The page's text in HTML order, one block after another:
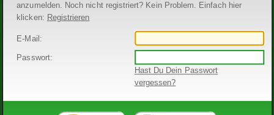
anzumelden. Noch nicht registriert? Kein Problem. Einfach hier
klicken: Registrieren
E-Mail:
Passwort:
Hast Du Dein Passwort
vergessen?